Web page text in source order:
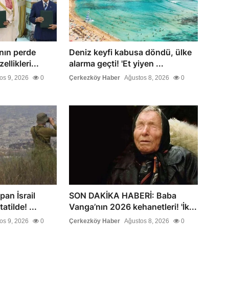
perde
9, 2026 0
Deniz keyfi kabusa döndü, ülke
alarma geçti! 'Et yiyen ...
Çerkezköy Haber Ağustos 8, 2026 0
İsrail
...
9, 2026 0
SON DAKİKA HABERİ: Baba
Vanga’nın 2026 kehanetleri! 'İk...
Çerkezköy Haber Ağustos 8, 2026 0